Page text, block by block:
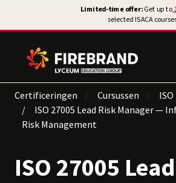
Certificeringen Cursussen
ISO
ISO 27005 Lead Risk Manager —
Risk Management
ISO 27005